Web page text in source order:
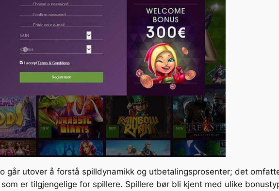
går utover å forstå spilldynamikk og utbetalingsprosenter; det
er tilgjengelige for spillere. Spillere bør bli kjent med ulike